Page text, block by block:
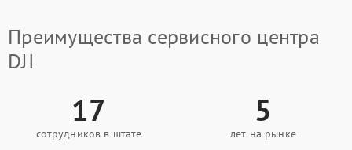
Преимущества сервисного центра
DJI
17
сотрудников в штате
5
лет на рынке